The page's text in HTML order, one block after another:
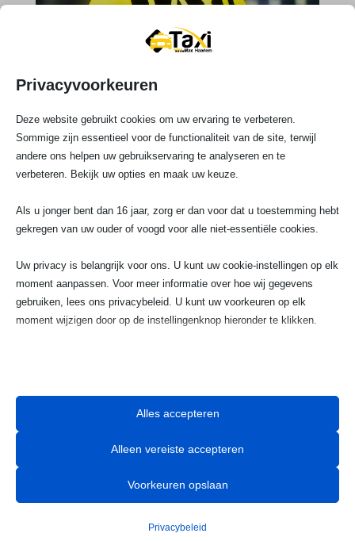

Telefoonnummer
023 720 05 22
w
Email

Wat maakt onze taxiservice zo geliefd bij
klanten in Haarlem?
Privacyvoorkeuren
Deze website gebruikt cookies om uw ervaring te verbeteren.
Sommige zijn essentieel voor de functionaliteit van de site, terwijl
andere ons helpen uw gebruikservaring te analyseren en te
verbeteren. Bekijk uw opties en maak uw keuze.
Als u jonger bent dan 16 jaar, zorg er dan voor dat u toestemming hebt
gekregen van uw ouder of voogd voor alle niet-essentiële cookies.
Uw privacy is belangrijk voor ons. U kunt uw cookie-instellingen op elk
moment aanpassen. Voor meer informatie over hoe wij gegevens
gebruiken, lees ons privacybeleid. U kunt uw voorkeuren op elk
moment wijzigen door op de instellingenknop hieronder te klikken.
kunnen aanbieden, kan beïnvloeden.
Essentiële cookies en services bieden basisfunctionaliteit en zijn
cookies en services vereisen geen toestemming van de gebruiker
Details weergeven
Alles accepteren
Alleen vereiste accepteren
Voorkeuren opslaan
Privacybeleid